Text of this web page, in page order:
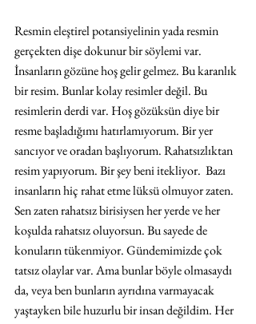
Resmin eleştirel potansiyelinin yada resmin
gerçekten dişe dokunur bir söylemi var.
İnsanların gözüne hoş gelir gelmez. Bu karanlık
bir resim. Bunlar kolay resimler değil. Bu
resimlerin derdi var. Hoş gözüksün diye bir
resme başladığımı hatırlamıyorum. Bir yer
sancıyor ve oradan başlıyorum. Rahatsızlıktan
resim yapıyorum. Bir şey beni itekliyor.  Bazı
insanların hiç rahat etme lüksü olmuyor zaten.
Sen zaten rahatsız birisiysen her yerde ve her
koşulda rahatsız oluyorsun. Bu sayede de
konuların tükenmiyor. Gündemimizde çok
tatsız olaylar var. Ama bunlar böyle olmasaydı
da, veya ben bunların ayrıdına varmayacak
yaştayken bile huzurlu bir insan değildim. Her